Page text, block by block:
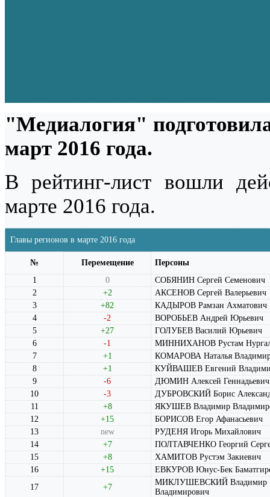
"Медиалогия"
март 2016 года.
В рейтинг-лист вошли
марте 2016 года.
Главы регионов в марте 2016 года
№ Перемещение
Персоны
1
0
СОБЯНИН Сергей Семенович
2
+2
АКСЕНОВ Сергей Валерьевич
3
+82
КАДЫРОВ Рамзан Ахматович
4
-2
ВОРОБЬЕВ Андрей Юрьевич
5
+27
ГОЛУБЕВ Василий Юрьевич
6
-1
МИННИХАНОВ Рустам
7
+1
КОМАРОВА Наталья
8
+1
КУЙВАШЕВ Евгений
9
-6
ДЮМИН Алексей Геннадьевич
10
-3
ДУБРОВСКИЙ Борис
11
+8
ЯКУШЕВ Владимир
12
+15
БОРИСОВ Егор Афанасьевич
13
new
РУДЕНЯ Игорь Михайлович
14
+7
ПОЛТАВЧЕНКО Георгий
15
+8
ХАМИТОВ Рустэм Закиевич
16
+15
ЕВКУРОВ Юнус-Бек
17
+7
МИКЛУШЕВСКИЙ Владимир
Владимирович